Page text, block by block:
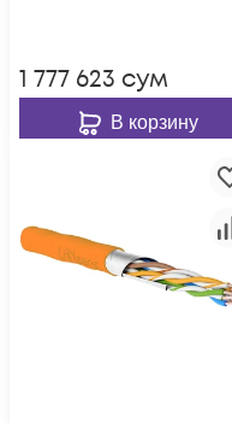
1 777 623 сум
В корзину